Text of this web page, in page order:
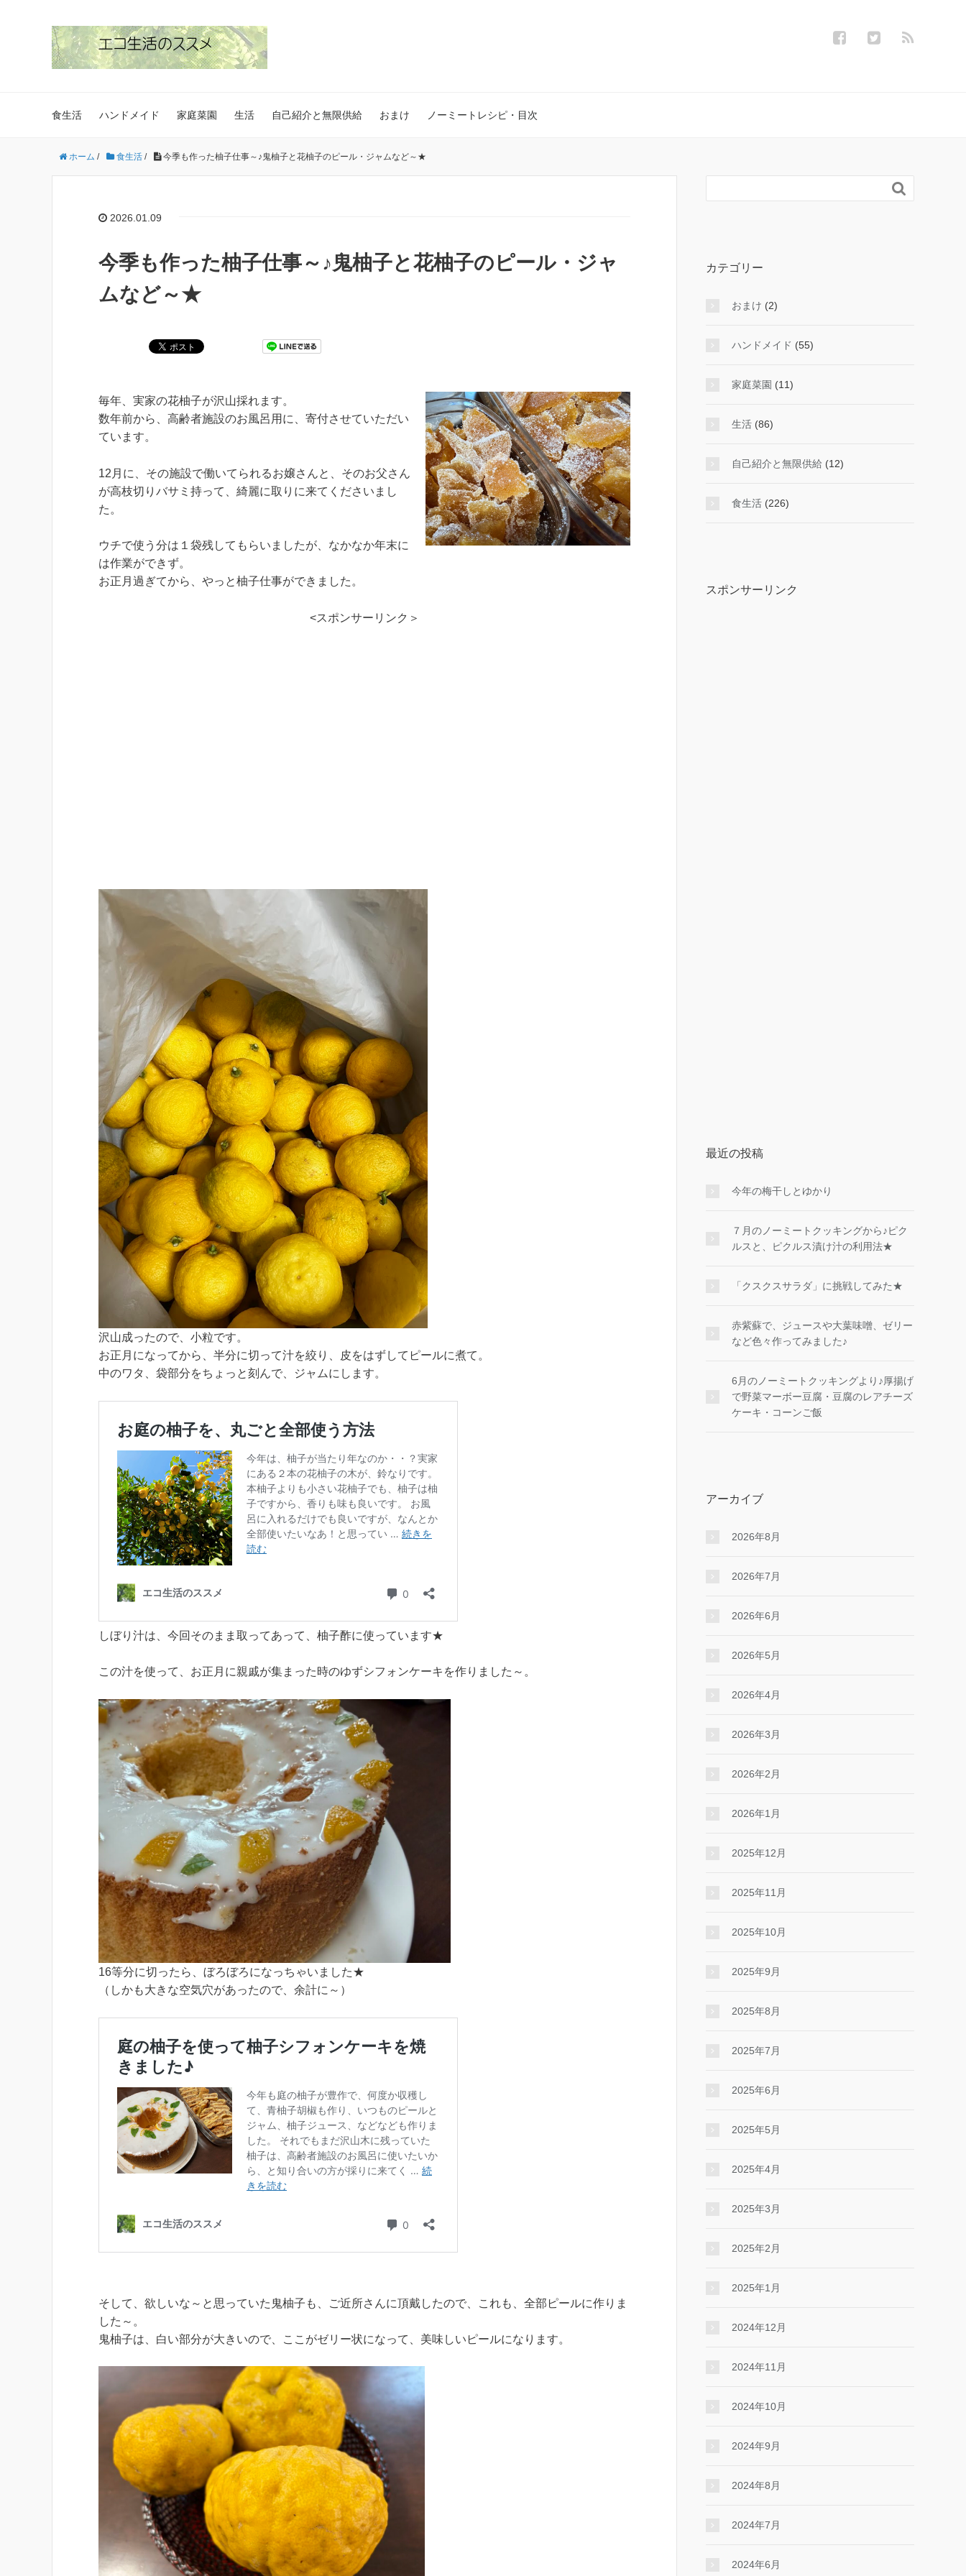
食生活 ハンドメイド 家庭菜園 生活 自己紹介と無限供給 おまけ ノーミートレシピ・目次
ホーム / 食生活 / 今季も作った柚子仕事～♪鬼柚子と花柚子のピール・ジャムなど～★
2026.01.09
今季も作った柚子仕事～♪鬼柚子と花柚子のピール・ジャ
ムなど～★
毎年、実家の花柚子が沢山採れます。
数年前から、高齢者施設のお風呂用に、寄付させていただい
ています。
12月に、その施設で働いてられるお嬢さんと、そのお父さん
が高枝切りバサミ持って、綺麗に取りに来てくださいまし
た。
ウチで使う分は１袋残してもらいましたが、なかなか年末に
は作業ができず。
お正月過ぎてから、やっと柚子仕事ができました。
<スポンサーリンク＞
沢山成ったので、小粒です。
お正月になってから、半分に切って汁を絞り、皮をはずしてピールに煮て。
中のワタ、袋部分をちょっと刻んで、ジャムにします。
しぼり汁は、今回そのまま取ってあって、柚子酢に使っています★
この汁を使って、お正月に親戚が集まった時のゆずシフォンケーキを作りました～。
16等分に切ったら、ぼろぼろになっちゃいました★
（しかも大きな空気穴があったので、余計に～）
そして、欲しいな～と思っていた鬼柚子も、ご近所さんに頂戴したので、これも、全部ピールに作りま
した～。
鬼柚子は、白い部分が大きいので、ここがゼリー状になって、美味しいピールになります。

カテゴリー
おまけ (2)
ハンドメイド (55)
家庭菜園 (11)
生活 (86)
自己紹介と無限供給 (12)
食生活 (226)
スポンサーリンク
最近の投稿
今年の梅干しとゆかり
７月のノーミートクッキングから♪ピク
ルスと、ピクルス漬け汁の利用法★
「クスクスサラダ」に挑戦してみた★
赤紫蘇で、ジュースや大葉味噌、ゼリー
など色々作ってみました♪
6月のノーミートクッキングより♪厚揚げ
で野菜マーボー豆腐・豆腐のレアチーズ
ケーキ・コーンご飯
アーカイブ
2026年8月
2026年7月
2026年6月
2026年5月
2026年4月
2026年3月
2026年2月
2026年1月
2025年12月
2025年11月
2025年10月
2025年9月
2025年8月
2025年7月
2025年6月
2025年5月
2025年4月
2025年3月
2025年2月
2025年1月
2024年12月
2024年11月
2024年10月
2024年9月
2024年8月
2024年7月
2024年6月